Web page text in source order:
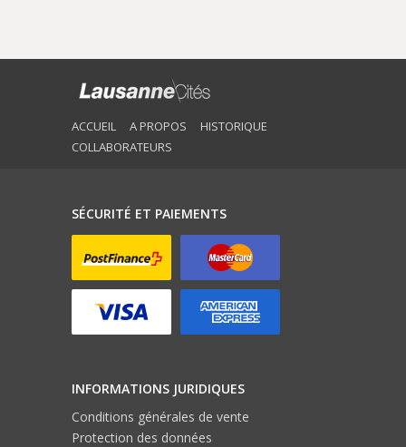
ACCUEIL A PROPOS
HISTORIQUE
COLLABORATEURS
SÉCURITÉ ET PAIEMENTS
INFORMATIONS JURIDIQUES
Conditions générales de vente
Protection des données